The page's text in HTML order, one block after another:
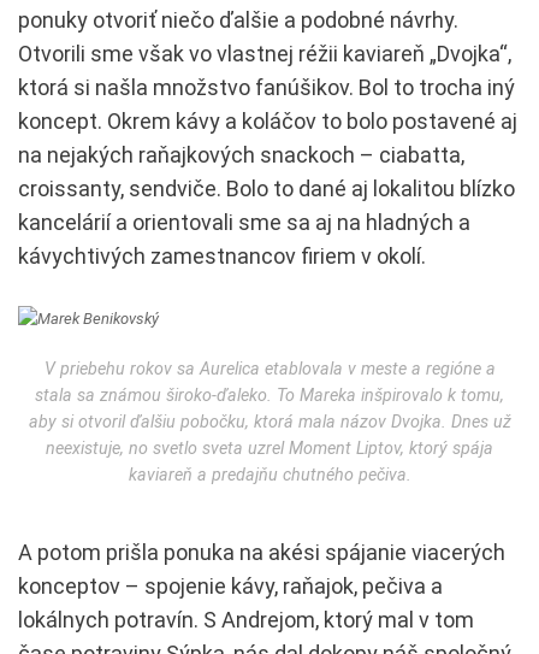
ponuky otvoriť niečo ďalšie a podobné návrhy.
Otvorili sme však vo vlastnej réžii kaviareň „Dvojka“,
ktorá si našla množstvo fanúšikov. Bol to trocha iný
koncept. Okrem kávy a koláčov to bolo postavené aj
na nejakých raňajkových snackoch – ciabatta,
croissanty, sendviče. Bolo to dané aj lokalitou blízko
kancelárií a orientovali sme sa aj na hladných a
kávychtivých zamestnancov firiem v okolí.
V priebehu rokov sa Aurelica etablovala v meste a regióne a
stala sa známou široko-ďaleko. To Mareka inšpirovalo k tomu,
aby si otvoril ďalšiu pobočku, ktorá mala názov Dvojka. Dnes už
neexistuje, no svetlo sveta uzrel Moment Liptov, ktorý spája
kaviareň a predajňu chutného pečiva.
A potom prišla ponuka na akési spájanie viacerých
konceptov – spojenie kávy, raňajok, pečiva a
lokálnych potravín. S Andrejom, ktorý mal v tom